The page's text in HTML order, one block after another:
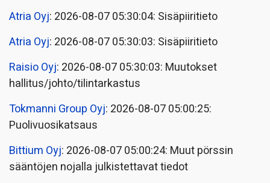
Atria Oyj: 2026-08-07 05:30:04: Sisäpiiritieto
Atria Oyj: 2026-08-07 05:30:03: Sisäpiiritieto
Raisio Oyj: 2026-08-07 05:30:03: Muutokset
hallitus/johto/tilintarkastus
Tokmanni Group Oyj: 2026-08-07 05:00:25:
Puolivuosikatsaus
Bittium Oyj: 2026-08-07 05:00:24: Muut pörssin
sääntöjen nojalla julkistettavat tiedot